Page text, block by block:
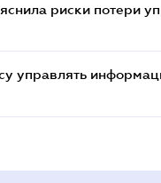
риски потери
управлять